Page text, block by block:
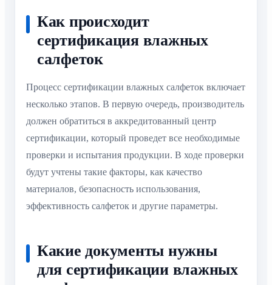
Как происходит
сертификация влажных
салфеток
Процесс сертификации влажных салфеток включает
несколько этапов. В первую очередь, производитель
должен обратиться в аккредитованный центр
сертификации, который проведет все необходимые
проверки и испытания продукции. В ходе проверки
будут учтены такие факторы, как качество
материалов, безопасность использования,
эффективность салфеток и другие параметры.
Какие документы нужны
для сертификации влажных